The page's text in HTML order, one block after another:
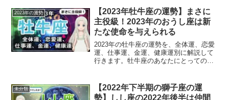
2023年の運勢
【2023年牡牛座の運勢】まさに
主役級！2023年のおうし座は新
たな使命を与えられる
2023年の牡牛座の運勢を、全体運、恋愛
運、仕事運、金運、健康運別に解説して
行きます。牡牛座のあなたにとっての
未分類
【2022年下半期の獅子座の運
勢】しし座の2022年後半は仲間